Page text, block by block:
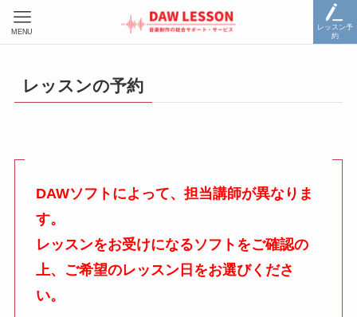
レッスン予
約
MENU
レッスンの予約
DAWソフトによって、担当講師が異なりま
す。
レッスンをお受けになるソフトをご確認の
上、ご希望のレッスン日をお選びくださ
い。